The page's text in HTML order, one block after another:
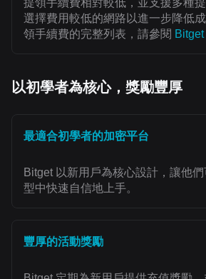
提領手續費相對較低，並支援多種
選擇費用較低的網路以進一步降低
領手續費的完整列表，請參閱
以初學者為核心，獎勵豐厚
最適合初學者的加密平台
Bitget 以新用戶為核心設計，讓他
型中快速自信地上手。
豐厚的活動獎勵